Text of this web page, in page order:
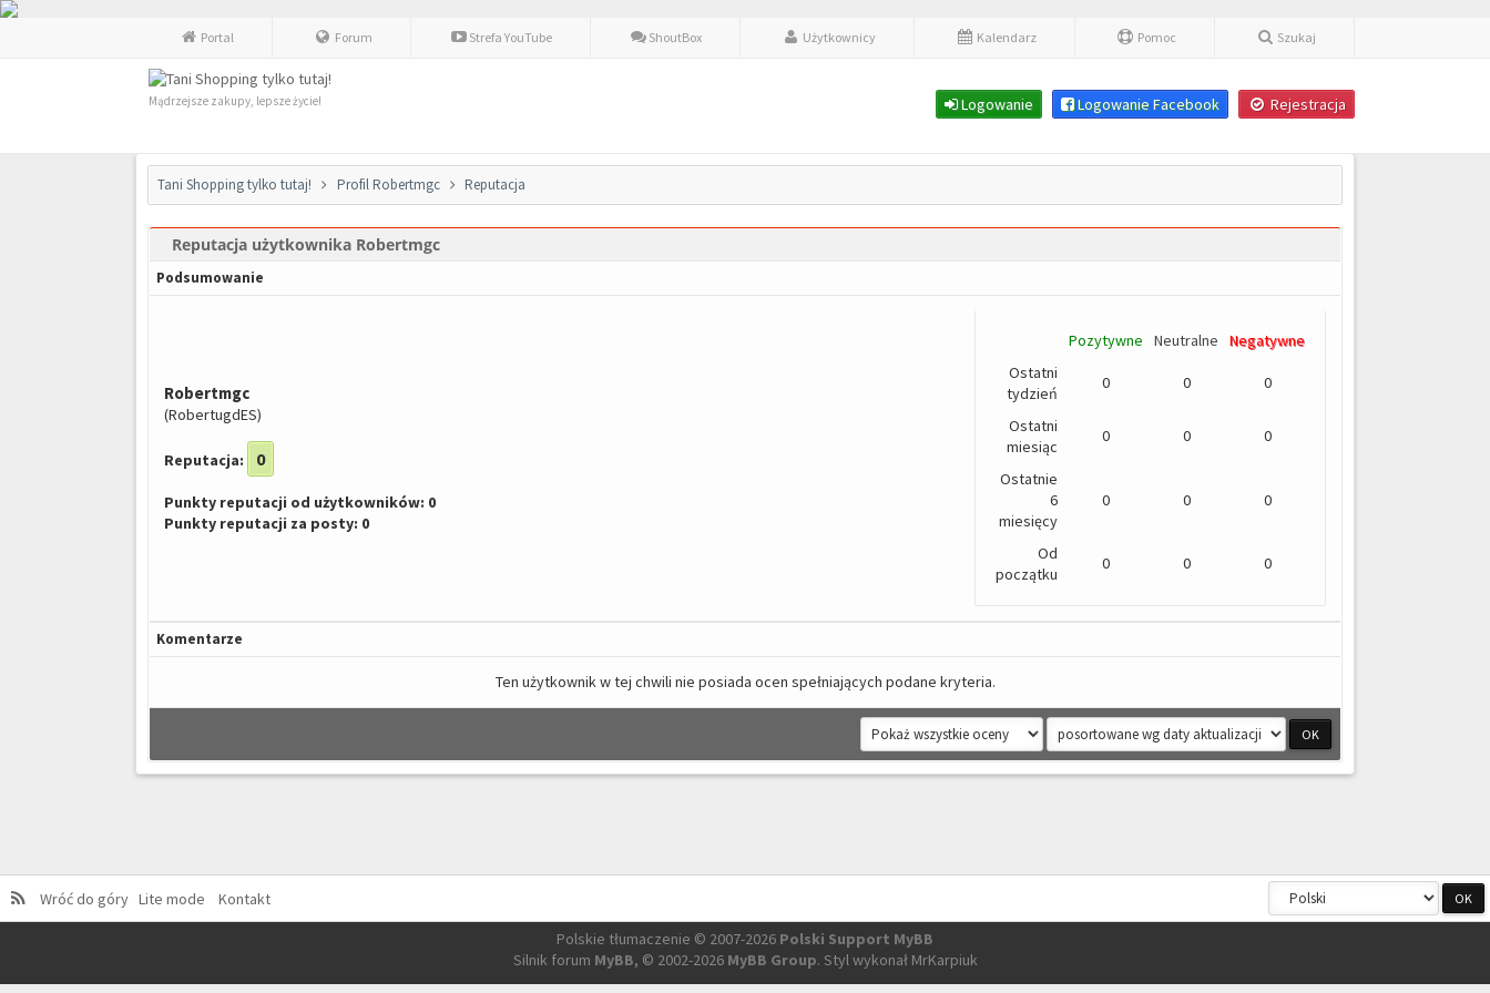
Portal Forum Strefa YouTube ShoutBox Użytkownicy Kalendarz Pomoc Szukaj
Logowanie Logowanie Facebook Rejestracja
Mądrzejsze zakupy, lepsze życie!
Tani Shopping tylko tutaj! Profil Robertmgc Reputacja
Reputacja użytkownika Robertmgc
Podsumowanie
Robertmgc
(RobertugdES)
Reputacja: 0
Punkty reputacji od użytkowników: 0
Punkty reputacji za posty: 0
Pozytywne Neutralne
Negatywne
Ostatni
tydzień
0 0 0
Ostatni
miesiąc
0 0 0
Ostatnie
6
miesięcy
0 0 0
Od
początku
0 0 0
Komentarze
Ten użytkownik w tej chwili nie posiada ocen spełniających podane kryteria.
Wróć do góry Lite mode
Kontakt
Polskie tłumaczenie © 2007-2026 Polski Support MyBB
Silnik forum MyBB, © 2002-2026 MyBB Group. Styl wykonał MrKarpiuk